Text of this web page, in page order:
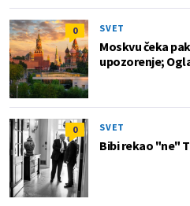
0 SVET
Moskvu čeka
upozorenje;
0 SVET
Bibi rekao "ne"